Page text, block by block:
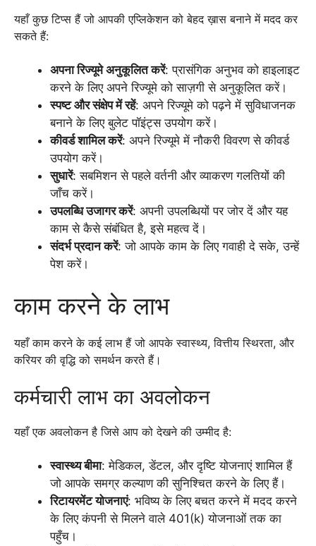
यहाँ कुछ टिप्स हैं जो आपकी एप्लिकेशन को बेहद ख़ास बनाने में मदद कर
सकते हैं:
अपना रिज्यूमे अनुकूलित करें: प्रासंगिक अनुभव को हाइलाइट
करने के लिए अपने रिज्यूमे को साज़गी से अनुकूलित करें।
स्पष्ट और संक्षेप में रहें: अपने रिज्यूमे को पढ़ने में सुविधाजनक
बनाने के लिए बुलेट पॉइंट्स उपयोग करें।
कीवर्ड शामिल करें: अपने रिज्यूमे में नौकरी विवरण से कीवर्ड
उपयोग करें।
सुधारें: सबमिशन से पहले वर्तनी और व्याकरण गलतियों की
जाँच करें।
उपलब्धि उजागर करें: अपनी उपलब्धियों पर जोर दें और यह
काम से कैसे संबंधित है, इसे महत्व दें।
संदर्भ प्रदान करें: जो आपके काम के लिए गवाही दे सके, उन्हें
पेश करें।
काम करने के लाभ
यहाँ काम करने के कई लाभ हैं जो आपके स्वास्थ्य, वित्तीय स्थिरता, और
करियर की वृद्धि को समर्थन करते हैं।
कर्मचारी लाभ का अवलोकन
यहाँ एक अवलोकन है जिसे आप को देखने की उम्मीद है:
स्वास्थ्य बीमा: मेडिकल, डेंटल, और दृष्टि योजनाएं शामिल हैं
जो आपके समग्र कल्याण की सुनिश्चित करने के लिए हैं।
रिटायरमेंट योजनाएं: भविष्य के लिए बचत करने में मदद करने
के लिए कंपनी से मिलने वाले 401(k) योजनाओं तक का
पहुँच।